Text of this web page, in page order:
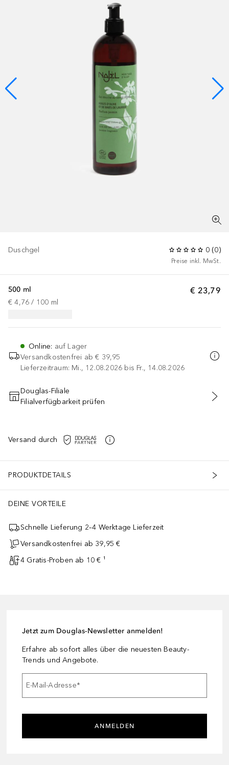
Duschgel 0 (0)
Preise inkl. MwSt.
€ 23,79
500 ml
€ 4,76 / 100 ml
Online: auf Lager
Versandkostenfrei ab € 39,95
Lieferzeitraum: Mi., 12.08.2026 bis Fr., 14.08.2026
IN DEN WARENKORB
Douglas-Filiale
Filialverfügbarkeit prüfen
Versand durch
PRODUKTDETAILS
DEINE VORTEILE
Schnelle Lieferung 2–4 Werktage Lieferzeit
Versandkostenfrei ab 39,95 €
4 Gratis-Proben ab 10 € ¹
Jetzt zum Douglas-Newsletter anmelden!
Erfahre ab sofort alles über die neuesten Beauty-
Trends und Angebote.
E-Mail-Adresse*
ANMELDEN